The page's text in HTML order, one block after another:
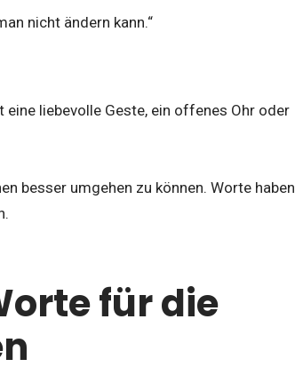
nicht ändern kann.“
liebevolle Geste, ein offenes Ohr oder
besser umgehen zu können. Worte haben
für die